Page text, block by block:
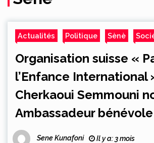
Actualités Politique Sènè
Organisation suisse «
l’Enfance International
Cherkaoui Semmouni
Ambassadeur bénévole
Sene Kunafoni Il y a: 3 mois